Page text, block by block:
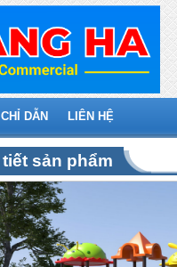
DẪN LIÊN HỆ
sản phẩm